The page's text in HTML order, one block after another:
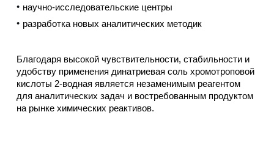
научно-исследовательские центры
разработка новых аналитических методик
Благодаря высокой чувствительности, стабильности и
удобству применения динатриевая соль хромотроповой
кислоты 2-водная является незаменимым реагентом
для аналитических задач и востребованным продуктом
на рынке химических реактивов.